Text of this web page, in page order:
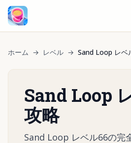
ホーム → レベル → Sand Loop レベ
Sand Loop
攻略
Sand Loop レベル66の完